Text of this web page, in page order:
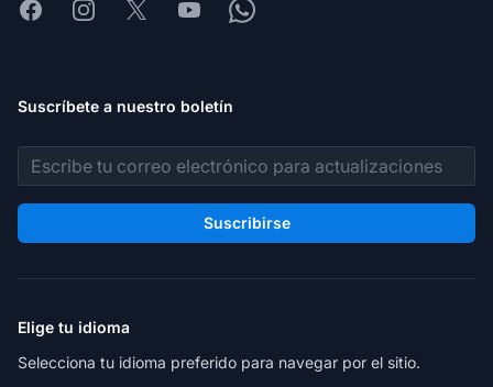
FacebookInstagram
X YoutubeWhatsapp
Suscríbete a nuestro boletín
Dirección de correo electrónico
Suscribirse
Elige tu idioma
Selecciona tu idioma preferido para navegar por el sitio.